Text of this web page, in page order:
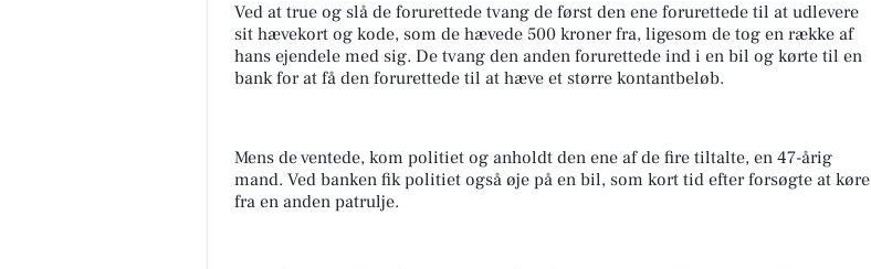
Ved at true og slå de forurettede tvang de først den ene forurettede til at udlevere
sit hævekort og kode, som de hævede 500 kroner fra, ligesom de tog en række af
hans ejendele med sig. De tvang den anden forurettede ind i en bil og kørte til en
bank for at få den forurettede til at hæve et større kontantbeløb.
Mens de ventede, kom politiet og anholdt den ene af de fire tiltalte, en 47-årig
mand. Ved banken fik politiet også øje på en bil, som kort tid efter forsøgte at køre
fra en anden patrulje.
behandling, der kan det hele.
Derfor kombinerer vi ofte
forskellige behandlingsformer for
at skabe ...
Skousen Kolding 💥 Vi står klar til
at hjælpe dig med at finde det
rigtige. 📍 Platinvej 2...